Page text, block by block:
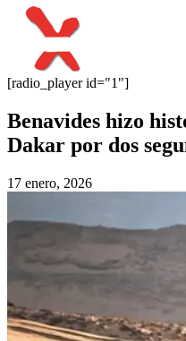
[radio_player id="1"]
Benavides hizo
Dakar por dos
17 enero, 2026